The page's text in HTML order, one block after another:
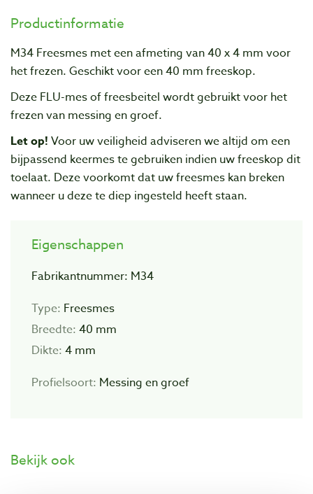
Productinformatie
M34 Freesmes met een afmeting van 40 x 4 mm voor
het frezen. Geschikt voor een 40 mm freeskop.
Deze FLU-mes of freesbeitel wordt gebruikt voor het
frezen van messing en groef.
Let op! Voor uw veiligheid adviseren we altijd om een
bijpassend keermes te gebruiken indien uw freeskop dit
toelaat. Deze voorkomt dat uw freesmes kan breken
wanneer u deze te diep ingesteld heeft staan.
Eigenschappen
Fabrikantnummer: M34
Type: Freesmes
Breedte: 40 mm
Dikte: 4 mm
Profielsoort: Messing en groef
Bekijk ook